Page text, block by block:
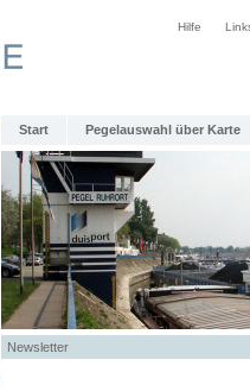
Hilfe
Start Pegelauswahl über Karte
Newsletter